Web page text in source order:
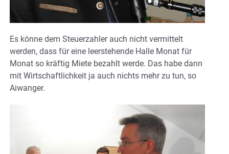
Es könne dem Steuerzahler auch nicht vermittelt
werden, dass für eine leerstehende Halle Monat für
Monat so kräftig Miete bezahlt werde. Das habe dann
mit Wirtschaftlichkeit ja auch nichts mehr zu tun, so
Aiwanger.